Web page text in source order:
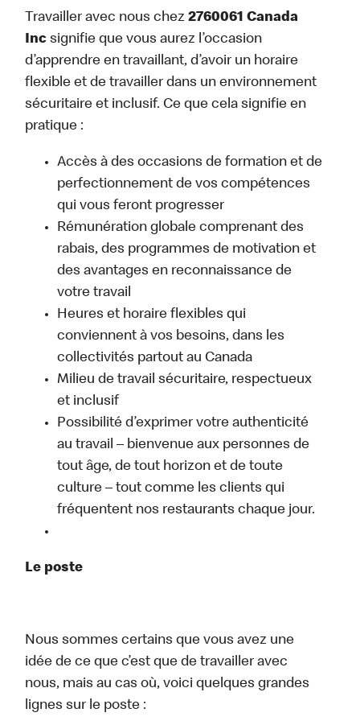
Travailler avec nous chez2760061 Canada
Incsignifie que vous aurez l’occasion
d’apprendre en travaillant, d’avoir un horaire
flexible et de travailler dans un environnement
sécuritaire et inclusif. Ce que cela signifie en
pratique :
Accès à des occasions de formation et de
perfectionnement de vos compétences
qui vous feront progresser
Rémunération globale comprenant des
rabais, des programmes de motivation et
des avantages en reconnaissance de
votre travail
Heures et horaire flexibles qui
conviennent à vos besoins, dans les
collectivités partout au Canada
Milieu de travail sécuritaire, respectueux
et inclusif
Possibilité d’exprimer votre authenticité
au travail – bienvenue aux personnes de
tout âge, de tout horizon et de toute
culture – tout comme les clients qui
fréquentent nos restaurants chaque jour.
Le poste
Nous sommes certains que vous avez une
idée de ce que c’est que de travailler avec
nous, mais au cas où, voici quelques grandes
lignes sur le poste :